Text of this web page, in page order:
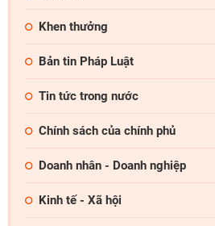
Khen thưởng
Bản tin Pháp Luật
Tin tức trong nước
Chính sách của chính phủ
Doanh nhân - Doanh nghiệp
Kinh tế - Xã hội